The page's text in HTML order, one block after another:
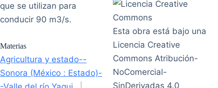
que se utilizan para
conducir 90 m3/s.
Materias
Agricultura y estado--
Sonora (México : Estado)-
Esta obra está bajo una
Licencia Creative
Commons Atribución-
NoComercial-
SinDerivadas 4.0